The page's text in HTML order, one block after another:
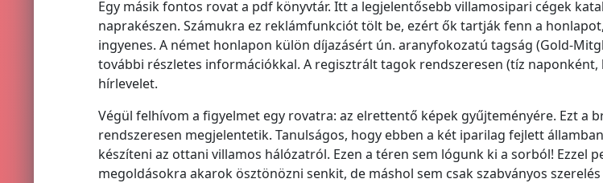
Egy másik fontos rovat a pdf könyvtár. Itt a legjelentősebb villamosipari cégek
naprakészen. Számukra ez reklámfunkciót tölt be, ezért ők tartják fenn a
ingyenes. A német honlapon külön díjazásért ún. aranyfokozatú tagság (Gold-
további részletes információkkal. A regisztrált tagok rendszeresen (tíz
hírlevelet.
Végül felhívom a figyelmet egy rovatra: az elrettentő képek gyűjteményére. Ezt a
rendszeresen megjelentetik. Tanulságos, hogy ebben a két iparilag fejlett
készíteni az ottani villamos hálózatról. Ezen a téren sem lógunk ki a sorból! Ezzel
megoldásokra akarok ösztönözni senkit, de máshol sem csak szabványos